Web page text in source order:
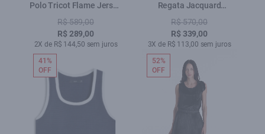
Polo Tricot Flame Jersey
Chumbo Mescla
R$ 589,00
R$ 289,00
2X de R$ 144,50 sem juros
Regata Jacquard
Neckline Preto
R$ 570,00
R$ 339,00
3X de R$ 113,00 sem juros
41%
OFF
52%
OFF